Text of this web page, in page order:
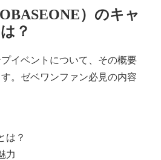
）のキャ
？
イベントについて、その概要
。ゼベワンファン必見の内容
は？
力